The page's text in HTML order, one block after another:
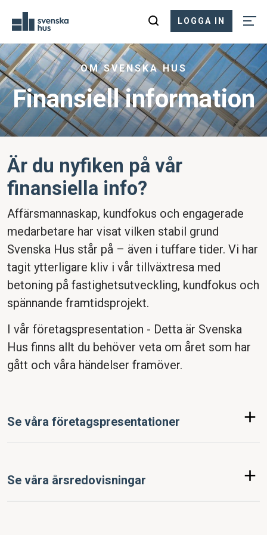
LOGGA IN
OM SVENSKA HUS
Finansiell information
Är du nyfiken på vår
finansiella info?
Affärsmannaskap, kundfokus och engagerade
medarbetare har visat vilken stabil grund
Svenska Hus står på – även i tuffare tider. Vi har
tagit ytterligare kliv i vår tillväxtresa med
betoning på fastighetsutveckling, kundfokus och
spännande framtidsprojekt.
I vår företagspresentation - Detta är Svenska
Hus finns allt du behöver veta om året som har
gått och våra händelser framöver.
Se våra företagspresentationer +
Företagspresentation 2023-2024
Företagspresentation 2022-2023
Se våra årsredovisningar +